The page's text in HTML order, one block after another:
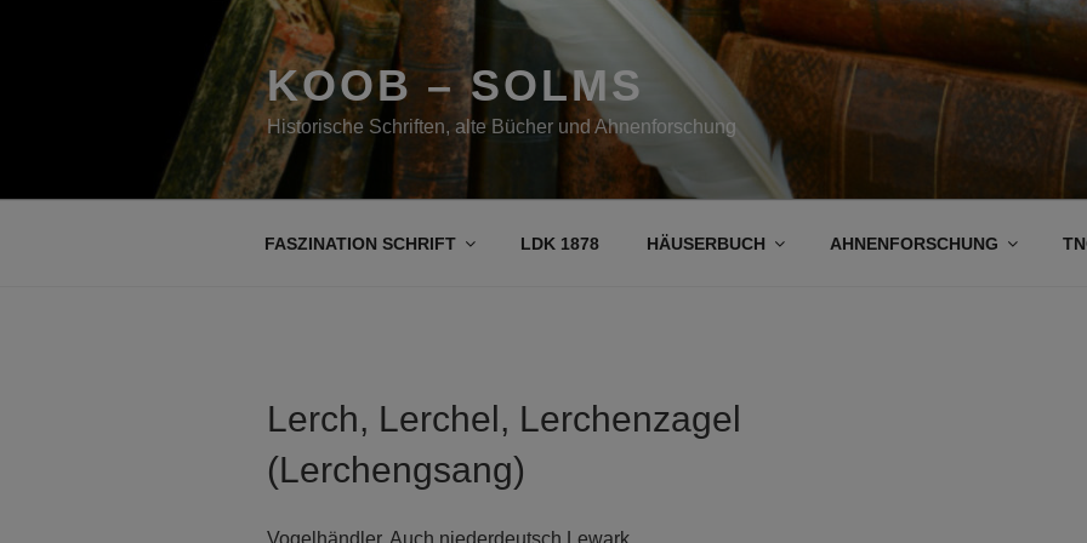
KOOB – SOLMS
Historische Schriften, alte Bücher und Ahnenforschung
FASZINATION SCHRIFT LDK 1878 HÄUSERBUCH AHNENFORSCHUNG
Lerch, Lerchel, Lerchenzagel
(Lerchengsang)
Vogelhändler. Auch niederdeutsch Lewark.